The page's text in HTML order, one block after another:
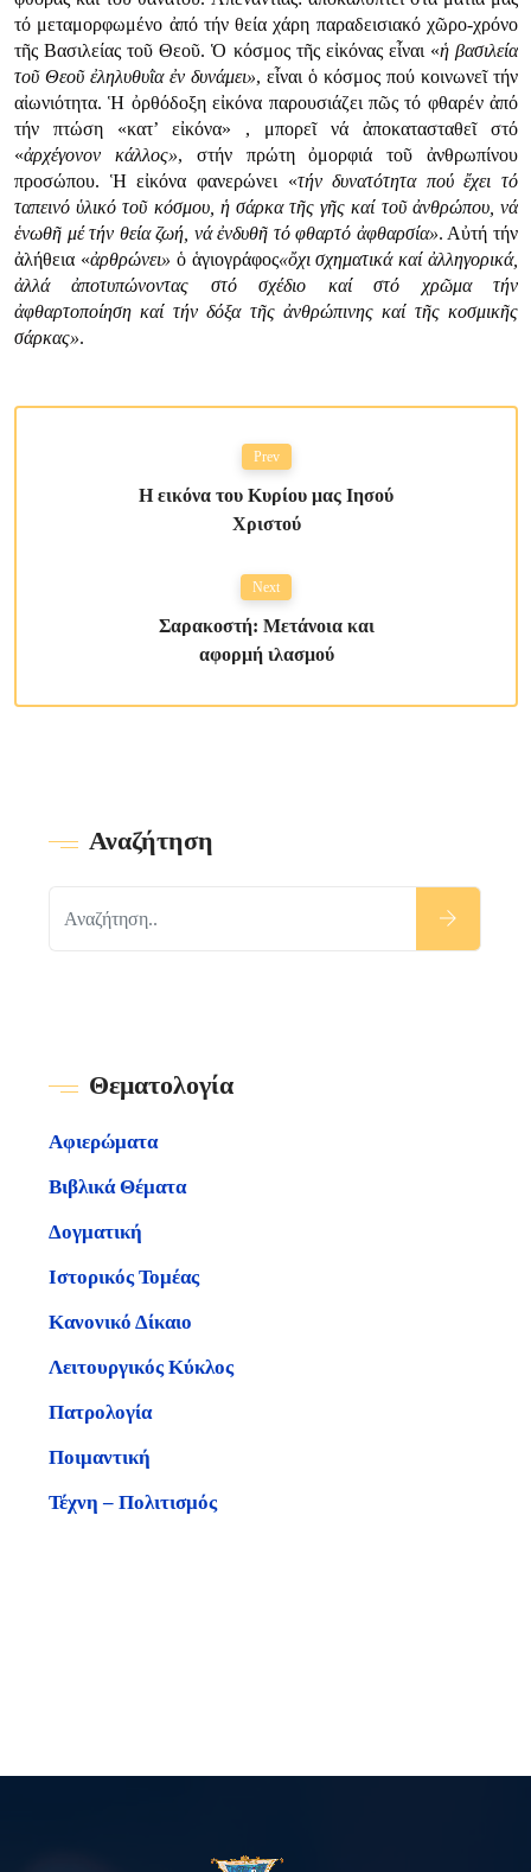
τό μεταμορφωμένο ἀπό τήν θεία χάρη παραδεισιακό χῶρο-χρόνο
τῆς Βασιλείας τοῦ Θεοῦ. Ὁ κόσμος τῆς εἰκόνας εἶναι «ἡ βασιλεία
τοῦ Θεοῦ ἐληλυθυῒα ἐν δυνάμει», εἶναι ὁ κόσμος πού κοινωνεῖ τήν
αἰωνιότητα. Ἡ ὀρθόδοξη εἰκόνα παρουσιάζει πῶς τό φθαρέν ἀπό
τήν πτώση «κατ’ εἰκόνα» , μπορεῖ νά ἀποκατασταθεῖ στό
«ἀρχέγονον κάλλος», στήν πρώτη ὀμορφιά τοῦ ἀνθρωπίνου
προσώπου. Ἡ εἰκόνα φανερώνει «τήνδυνατότητα πού ἔχει τό
ταπεινό ὑλικό τοῦ κόσμου, ἡ σάρκα τῆς γῆς καί τοῦ ἀνθρώπου, νά
ἑνωθῆ μέ τήν θεία ζωή, νά ἐνδυθῆ τό φθαρτό ἀφθαρσία». Αὐτή τήν
ἀλήθεια «ἀρθρώνει» ὁ ἁγιογράφος«ὄχι σχηματικά καί ἀλληγορικά,
ἀλλά ἀποτυπώνοντας στό σχέδιο καί στό χρῶμα τήν
ἀφθαρτοποίηση καί τήν δόξα τῆς ἀνθρώπινης καί τῆς κοσμικῆς
σάρκας».
Prev
Η εικόνα του Κυρίου μας Ιησού
Χριστού
Next
Σαρακοστή: Μετάνοια και
αφορμή ιλασμού
Αναζήτηση
Θεματολογία
Αφιερώματα
Βιβλικά Θέματα
Δογματική
Ιστορικός Τομέας
Κανονικό Δίκαιο
Λειτουργικός Κύκλος
Πατρολογία
Ποιμαντική
Τέχνη – Πολιτισμός